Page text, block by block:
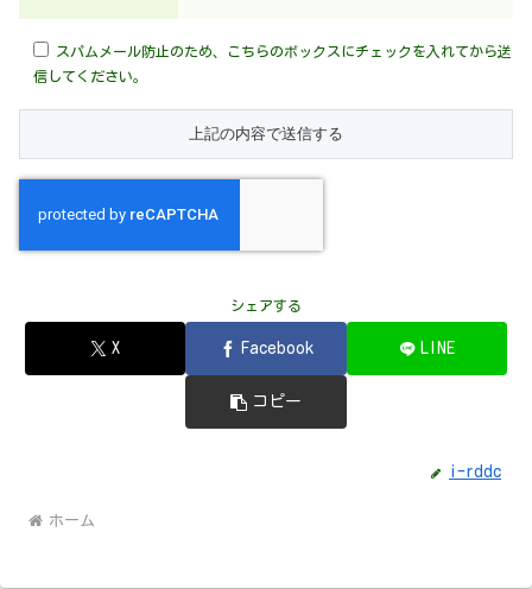
スパムメール防止のため、こちらのボックスにチェックを入れてから送
信してください。
シェアする
X Facebook LINE
コピー
i-rddc
ホーム